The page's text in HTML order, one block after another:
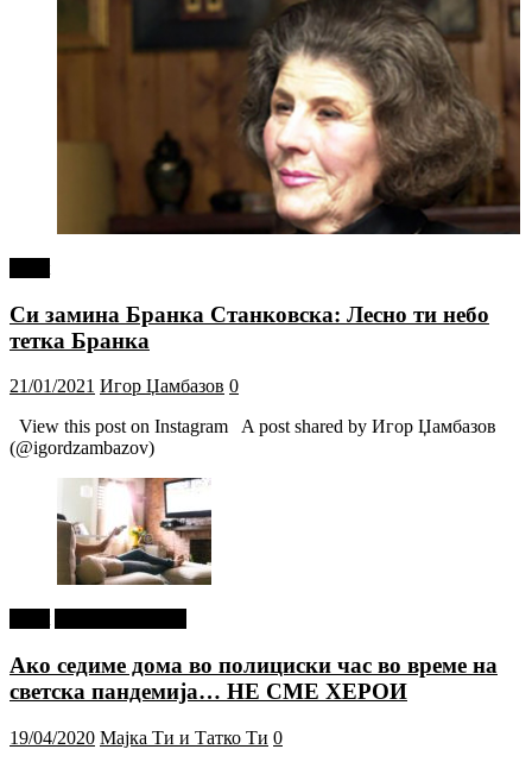
Си замина Бранка Станковска: Лесно ти небо
тетка Бранка
21/01/2021 Игор Џамбазов 0
View this post on Instagram A post shared by Игор Џамбазов
(@igordzambazov)
Ако седиме дома во полициски час во време на
светска пандемија… НЕ СМЕ ХЕРОИ
19/04/2020 Мајка Ти и Татко Ти 0